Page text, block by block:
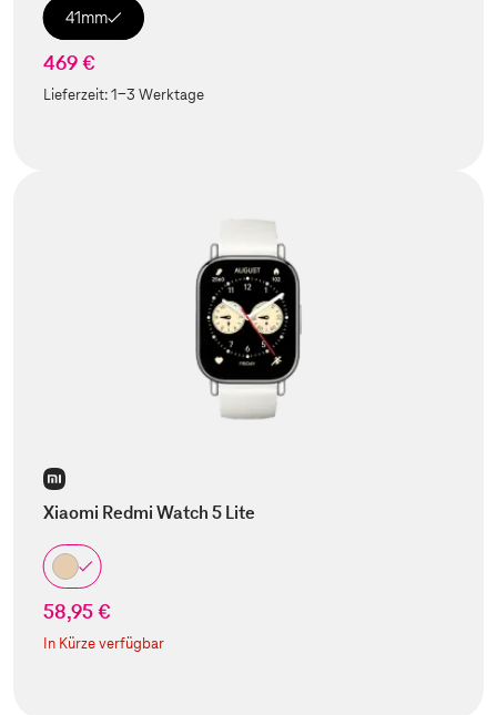
41mm
469 €
Lieferzeit:1-3 Werktage
Xiaomi Redmi Watch 5 Lite
58,95 €
In Kürze verfügbar